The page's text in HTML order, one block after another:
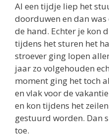
Al een tijdje liep het
doorduwen en dan
de hand. Echter je kon
tijdens het sturen het
stroever ging lopen
jaar zo volgehouden
moment ging het toch
en vlak voor de
en kon tijdens het
gestuurd worden. Dan
toe.